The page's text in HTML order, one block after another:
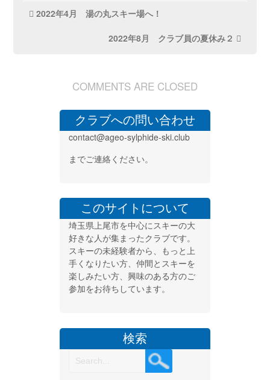
投2022年4月 湯の丸スキー場へ！
2022年8月 クラブ員の夏休み２
COMMENTS ARE CLOSED
クラブへの問い合わせ
contact@ageo-sylphide-ski.club
までご連絡ください。
このサイトについて
埼玉県上尾市を中心にスキーの大
好きな人が集まったクラブです。
スキーの未経験者から、もっと上
手くなりたい方、仲間とスキーを
楽しみたい方、興味のある方のご
参加をお待ちしています。
検索